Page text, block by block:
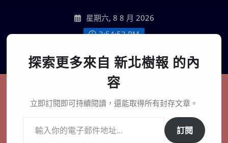
content
星期六, 8 8 月 2026
3:54:53 PM
聯絡我們
新北樹報
在地、記憶、連結、創生
探索更多來自 新北樹報 的內
容
立即訂閱即可持續閱讀，還能取得所有封存文章。
訂閱